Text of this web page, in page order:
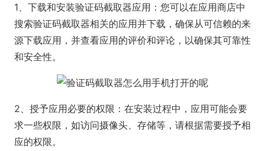
1、下载和安装验证码截取器应用：您可以在应用商店中
搜索验证码截取器相关的应用并下载，确保从可信赖的来
源下载应用，并查看应用的评价和评论，以确保其可靠性
和安全性。
2、授予应用必要的权限：在安装过程中，应用可能会要
求一些权限，如访问摄像头、存储等，请根据需要授予相
应的权限。